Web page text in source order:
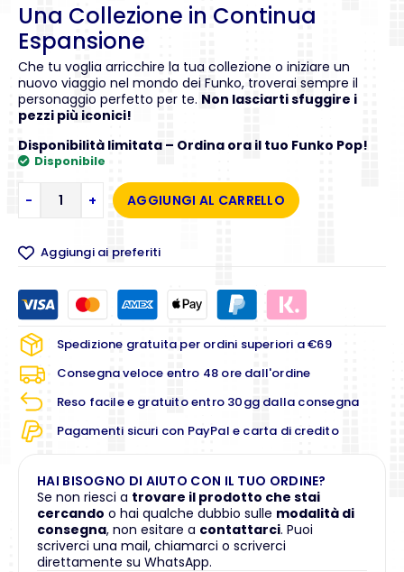
Una Collezione in Continua
Espansione
Che tu voglia arricchire la tua collezione o iniziare un
nuovo viaggio nel mondo dei Funko, troverai sempre il
personaggio perfetto per te. Non lasciarti sfuggire i
pezzi più iconici!
Disponibilità limitata – Ordina ora il tuo Funko Pop!
Disponibile
- + AGGIUNGI AL CARRELLO
Aggiungi ai preferiti
Spedizione gratuita per ordini superiori a €69
Consegna veloce entro 48 ore dall'ordine
Reso facile e gratuito entro 30gg dalla consegna
Pagamenti sicuri con PayPal e carta di credito
HAI BISOGNO DI AIUTO CON IL TUO ORDINE?
Se non riesci a trovare il prodotto che stai
cercando o hai qualche dubbio sulle modalità di
consegna, non esitare a contattarci. Puoi
scriverci una mail, chiamarci o scriverci
direttamente su WhatsApp.